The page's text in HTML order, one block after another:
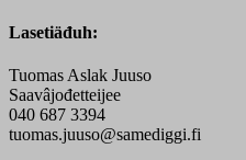
Lasetiäđuh:
Tuomas Aslak Juuso
Saavâjođetteijee
040 687 3394
tuomas.juuso@samediggi.fi